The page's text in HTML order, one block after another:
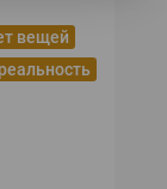
вещей